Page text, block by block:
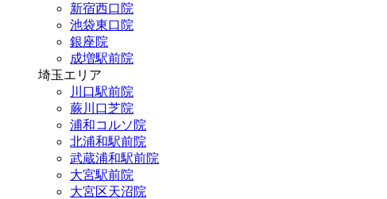
新宿西口院
池袋東口院
銀座院
成増駅前院
埼玉エリア
川口駅前院
蕨川口芝院
浦和コルソ院
北浦和駅前院
武蔵浦和駅前院
大宮駅前院
大宮区天沼院